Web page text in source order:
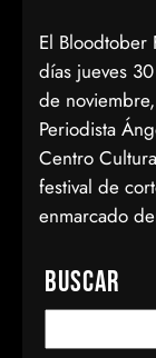
El Bloodtober
días jueves
de
Periodista
Centro
festival de
enmarcado
Buscar
e